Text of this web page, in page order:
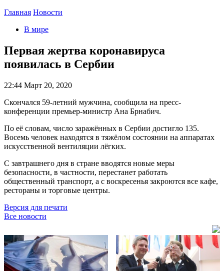
Главная Новости
В мире
Первая жертва коронавируса
появилась в Сербии
22:44 Март 20, 2020
Скончался 59-летний мужчина, сообщила на пресс-
конференции премьер-министр Ана Брнабич.
По её словам, число заражённых в Сербии достигло 135.
Восемь человек находятся в тяжёлом состоянии на аппаратах
искусственной вентиляции лёгких.
С завтрашнего дня в стране вводятся новые меры
безопасности, в частности, перестанет работать
общественный транспорт, а с воскресенья закроются все кафе,
рестораны и торговые центры.
Версия для печати
Все новости